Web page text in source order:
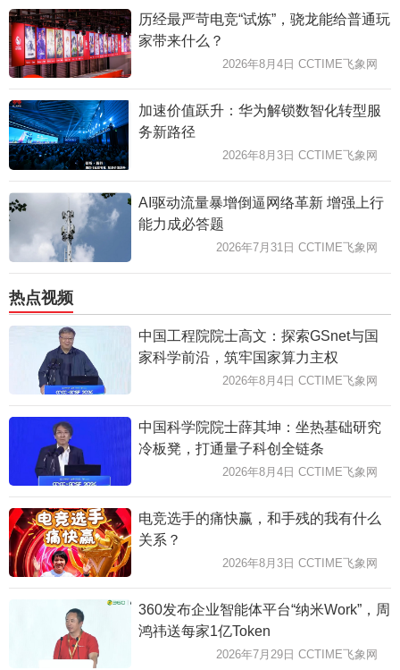
历经最严苛电竞“试炼”，骁龙能给普通玩
家带来什么？
2026年8月4日 CCTIME飞象网
加速价值跃升：华为解锁数智化转型服
务新路径
2026年8月3日 CCTIME飞象网
AI驱动流量暴增倒逼网络革新 增强上行
能力成必答题
2026年7月31日 CCTIME飞象网
热点视频
中国工程院院士高文：探索GSnet与国
家科学前沿，筑牢国家算力主权
2026年8月4日 CCTIME飞象网
中国科学院院士薛其坤：坐热基础研究
冷板凳，打通量子科创全链条
2026年8月4日 CCTIME飞象网
电竞选手的痛快赢，和手残的我有什么
关系？
2026年8月3日 CCTIME飞象网
360发布企业智能体平台“纳米Work”，周
鸿祎送每家1亿Token
2026年7月29日 CCTIME飞象网